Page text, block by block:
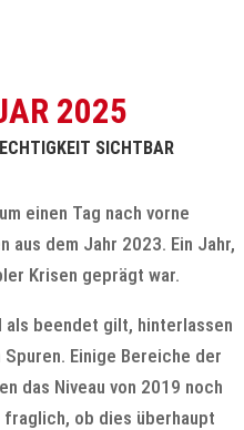
2025
SICHTBAR
einen Tag nach vorne
aus dem Jahr 2023. Ein Jahr,
Krisen geprägt war.
als beendet gilt, hinterlassen
Einige Bereiche der
das Niveau von 2019 noch
ob dies überhaupt